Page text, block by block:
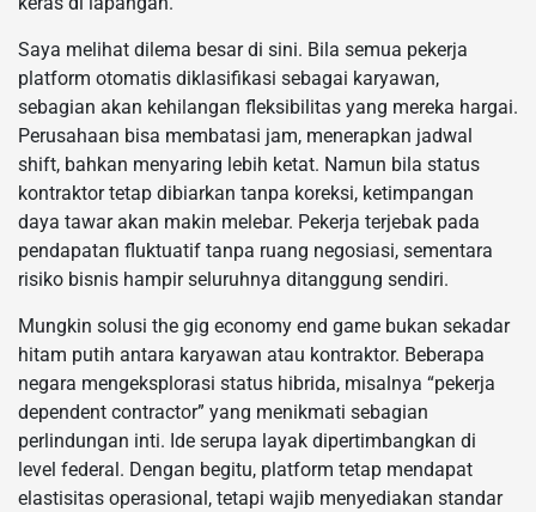
Saya melihat dilema besar di sini. Bila semua pekerja
platform otomatis diklasifikasi sebagai karyawan,
sebagian akan kehilangan fleksibilitas yang mereka hargai.
Perusahaan bisa membatasi jam, menerapkan jadwal
shift, bahkan menyaring lebih ketat. Namun bila status
kontraktor tetap dibiarkan tanpa koreksi, ketimpangan
daya tawar akan makin melebar. Pekerja terjebak pada
pendapatan fluktuatif tanpa ruang negosiasi, sementara
risiko bisnis hampir seluruhnya ditanggung sendiri.
Mungkin solusi the gig economy end game bukan sekadar
hitam putih antara karyawan atau kontraktor. Beberapa
negara mengeksplorasi status hibrida, misalnya “pekerja
dependent contractor” yang menikmati sebagian
perlindungan inti. Ide serupa layak dipertimbangkan di
level federal. Dengan begitu, platform tetap mendapat
elastisitas operasional, tetapi wajib menyediakan standar